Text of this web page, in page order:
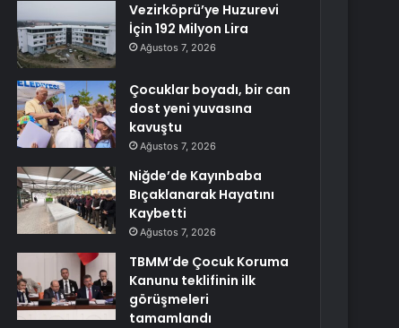
Vezirköprü’ye Huzurevi
İçin 192 Milyon Lira
Ağustos 7, 2026
Çocuklar boyadı, bir can
dost yeni yuvasına
kavuştu
Ağustos 7, 2026
Niğde’de Kayınbaba
Bıçaklanarak Hayatını
Kaybetti
Ağustos 7, 2026
TBMM’de Çocuk Koruma
Kanunu teklifinin ilk
görüşmeleri
tamamlandı